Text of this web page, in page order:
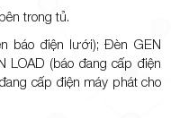
trong tủ.
báo điện lưới); Đèn GEN
LOAD (báo đang cấp điện
cấp điện máy phát cho